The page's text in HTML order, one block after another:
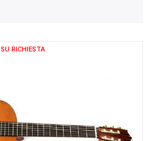
SU RICHIESTA